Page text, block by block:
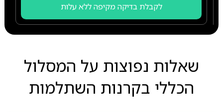
לקבלת בדיקה מקיפה ללא עלות
שאלות נפוצות על המסלול
הכללי בקרנות השתלמות